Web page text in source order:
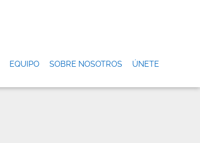
EQUIPO SOBRE NOSOTROS ÚNETE